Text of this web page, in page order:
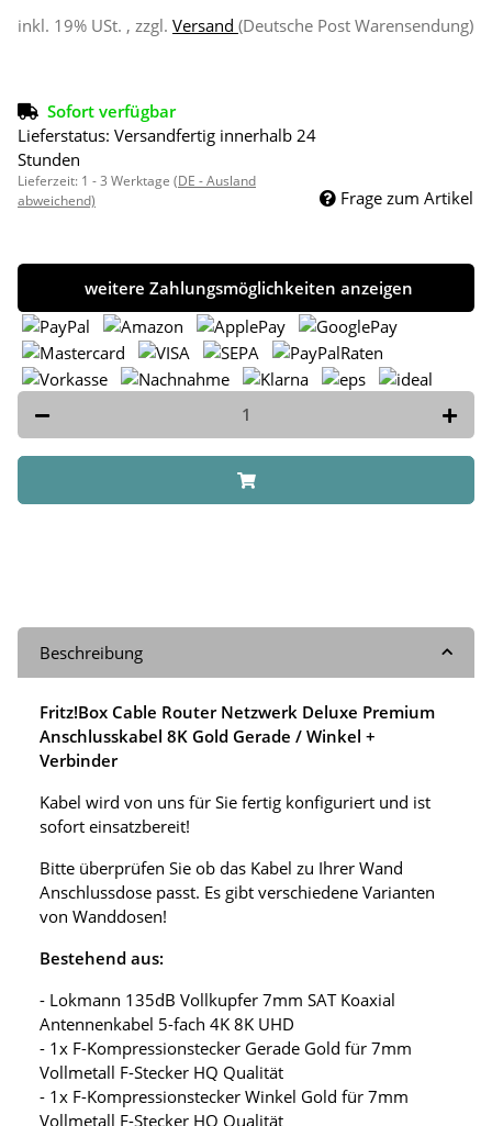
inkl. 19% USt. , zzgl. Versand (Deutsche Post Warensendung)
Sofort verfügbar
Lieferstatus: Versandfertig innerhalb 24
Stunden
Lieferzeit: 1 - 3 Werktage (DE - Ausland
abweichend)
Frage zum Artikel
weitere Zahlungsmöglichkeiten anzeigen
Beschreibung
Fritz!Box Cable Router Netzwerk Deluxe Premium
Anschlusskabel 8K Gold Gerade / Winkel +
Verbinder
Kabel wird von uns für Sie fertig konfiguriert und ist
sofort einsatzbereit!
Bitte überprüfen Sie ob das Kabel zu Ihrer Wand
Anschlussdose passt. Es gibt verschiedene Varianten
von Wanddosen!
Bestehend aus:
- Lokmann 135dB Vollkupfer 7mm SAT Koaxial
Antennenkabel 5-fach 4K 8K UHD
- 1x F-Kompressionstecker Gerade Gold für 7mm
Vollmetall F-Stecker HQ Qualität
- 1x F-Kompressionstecker Winkel Gold für 7mm
Vollmetall F-Stecker HQ Qualität